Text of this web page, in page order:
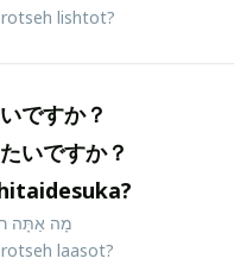
lishtot?
ですか？
いですか？
מָה אַתָּה
laasot?